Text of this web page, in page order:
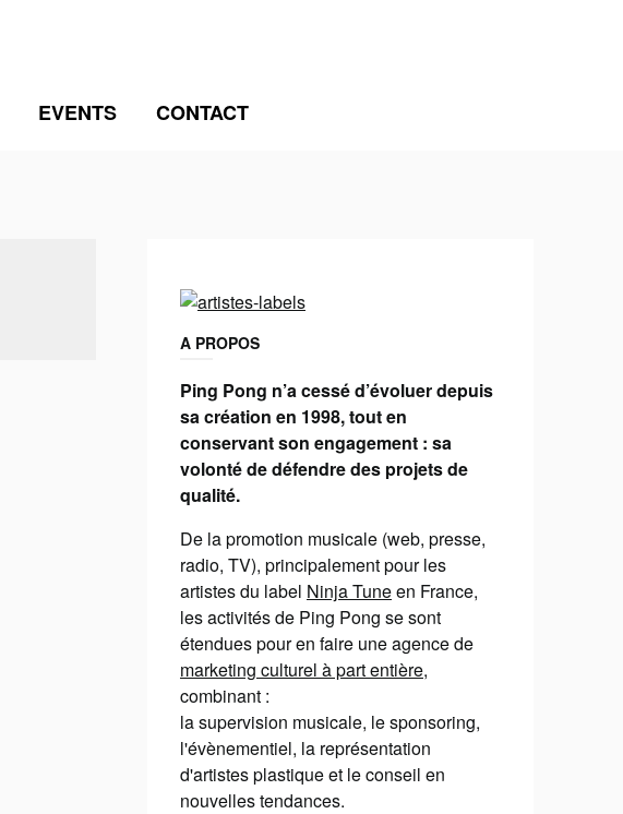
EVENTS CONTACT
A PROPOS
Ping Pong n’a cessé d’évoluer depuis
sa création en 1998, tout en
conservant son engagement : sa
volonté de défendre des projets de
qualité.
De la promotion musicale (web, presse,
radio, TV), principalement pour les
artistes du label Ninja Tuneen France,
les activités de Ping Pong se sont
étendues pour en faire une agence de
marketing culturel à part entière,
combinant :
la supervision musicale, le sponsoring,
l'évènementiel, la représentation
d'artistes plastique et le conseil en
nouvelles tendances.